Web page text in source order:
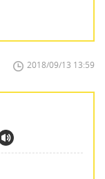
2018/09/13 13:59